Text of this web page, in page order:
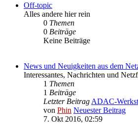
Off-topic
Alles andere hier rein
0 Themen
0 Beiträge
Keine Beiträge
News und Neuigkeiten aus dem
Interessantes, Nachrichten und
1 Themen
1 Beiträge
Letzter Beitrag ADAC-
von Phin Neuester Beitrag
7. Okt 2016, 02:59